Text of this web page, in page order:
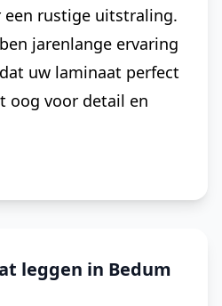
een rustige uitstraling.
jarenlange ervaring
uw laminaat perfect
oog voor detail en
leggen in Bedum